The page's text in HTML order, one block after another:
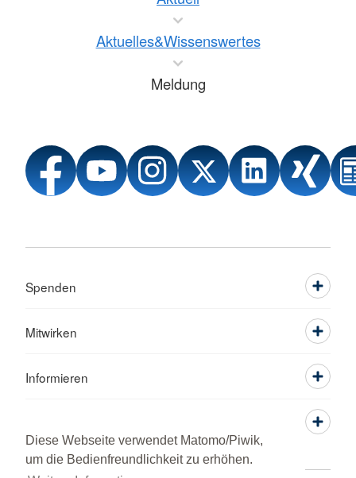
Diese Webseite verwendet Matomo/Piwik,
um die Bedienfreundlichkeit zu erhöhen.
Aktuelles&Wissenswertes
Meldung
Spenden
Mitwirken
Informieren